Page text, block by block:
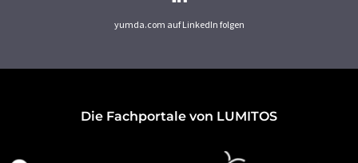
yumda.com auf LinkedIn folgen
Die Fachportale von LUMITOS